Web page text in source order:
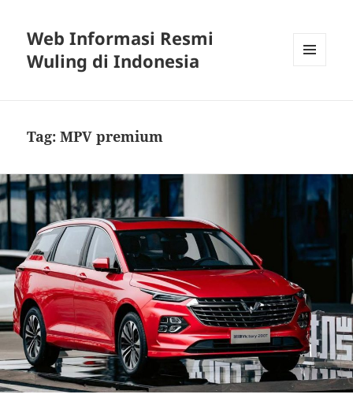
Web Informasi Resmi
Wuling di Indonesia
Tag:MPV premium